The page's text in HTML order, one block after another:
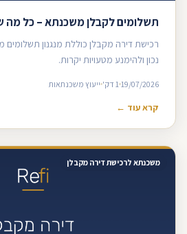
תשלומים לקבלן משכנתא – כל מה
רכישת דירה מקבלן כוללת מנגנון תשלומים
נכון ולהימנע מטעויות יקרות.
19/07/2026 1 דק' ייעוץ משכנתאות
קרא עוד ←
משכנתא לרכישת דירה מקבלן